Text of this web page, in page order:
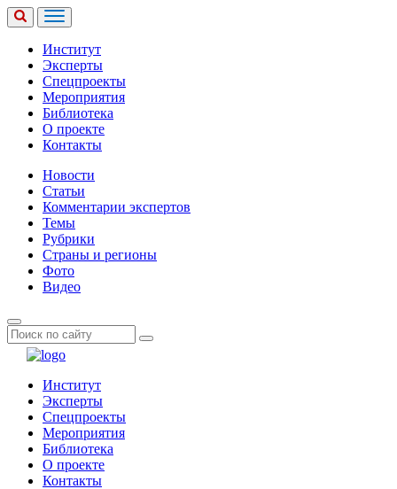
Институт
Эксперты
Спецпроекты
Мероприятия
Библиотека
О проекте
Контакты
Новости
Статьи
Комментарии экспертов
Темы
Рубрики
Страны и регионы
Фото
Видео
Институт
Эксперты
Спецпроекты
Мероприятия
Библиотека
О проекте
Контакты